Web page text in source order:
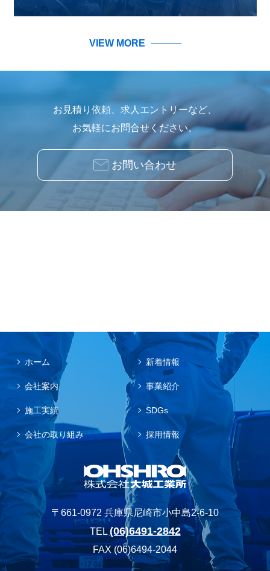
VIEW MORE
お見積り依頼、求人エントリーなど、
お気軽にお問合せください。
お問い合わせ
ホーム 新着情報
会社案内 事業紹介
施工実績 SDGs
会社の取り組み 採用情報
〒661-0972 兵庫県尼崎市小中島2-6-10
TEL(06)6491-2842
FAX (06)6494-2044